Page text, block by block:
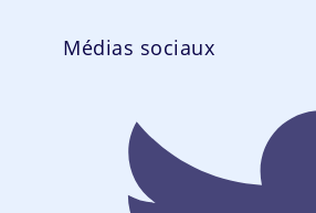
Médias sociaux